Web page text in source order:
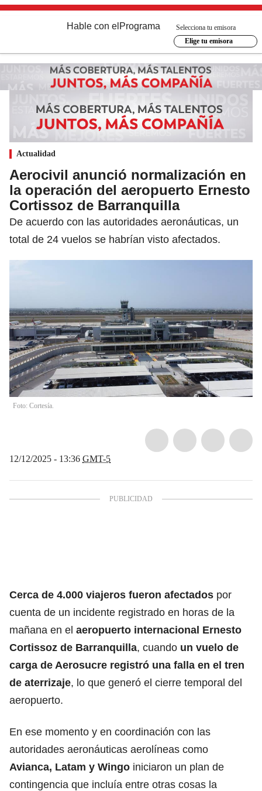
Hable con el Programa
Selecciona tu emisora
Elige tu emisora
Actualidad
Aerocivil anunció normalización en
la operación del aeropuerto Ernesto
Cortissoz de Barranquilla
De acuerdo con las autoridades aeronáuticas, un
total de 24 vuelos se habrían visto afectados.
Foto: Cortesía.
12/12/2025 - 13:36 GMT-5
Cerca de 4.000 viajeros fueron afectados por
cuenta de un incidente registrado en horas de la
mañana en el aeropuerto internacional Ernesto
Cortissoz de Barranquilla, cuando un vuelo de
carga de Aerosucre registró una falla en el tren
de aterrizaje, lo que generó el cierre temporal del
aeropuerto.
En ese momento y en coordinación con las
autoridades aeronáuticas aerolíneas como
Avianca, Latam y Wingo iniciaron un plan de
contingencia que incluía entre otras cosas la